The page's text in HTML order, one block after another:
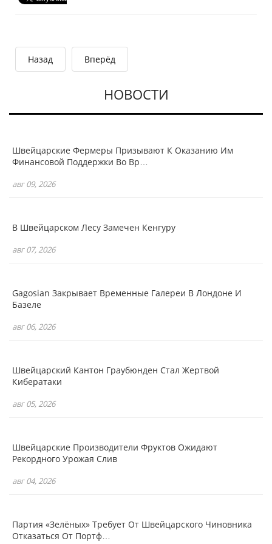
Назад Вперёд
НОВОСТИ
Швейцарские Фермеры Призывают К Оказанию Им
Финансовой Поддержки Во Вр…
авг 09, 2026
В Швейцарском Лесу Замечен Кенгуру
авг 07, 2026
Gagosian Закрывает Временные Галереи В Лондоне И
Базеле
авг 06, 2026
Швейцарский Кантон Граубюнден Стал Жертвой
Кибератаки
авг 05, 2026
Швейцарские Производители Фруктов Ожидают
Рекордного Урожая Слив
авг 04, 2026
Партия «зелёных» Требует От Швейцарского Чиновника
Отказаться От Портф…